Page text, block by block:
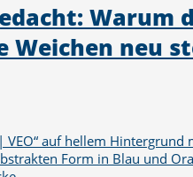
Warum
Weichen neu